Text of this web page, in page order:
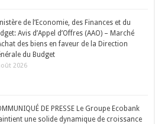
de l’Economie, des Finances et du
Avis d’Appel d’Offres (AAO) – Marché
des biens en faveur de la Direction
du Budget
2026
DE PRESSE Le Groupe Ecobank
une solide dynamique de croissance